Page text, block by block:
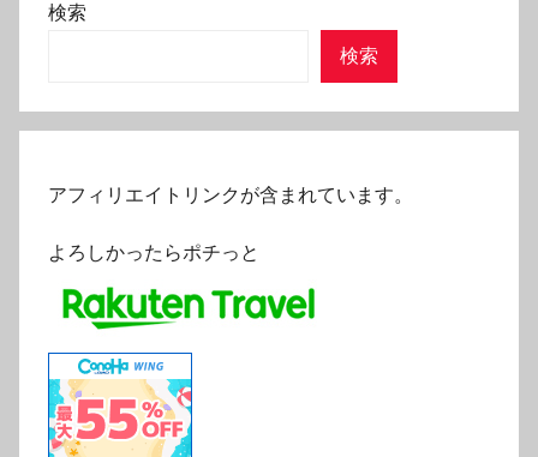
検索
検索
アフィリエイトリンクが含まれています。
よろしかったらポチっと